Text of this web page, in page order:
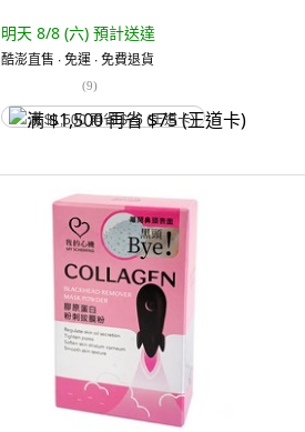
明天 8/8 (六) 預計送達
酷澎直售 ∙ 免運 ∙ 免費退貨
(9)
满 $1,500 再省 $75 (王道卡)